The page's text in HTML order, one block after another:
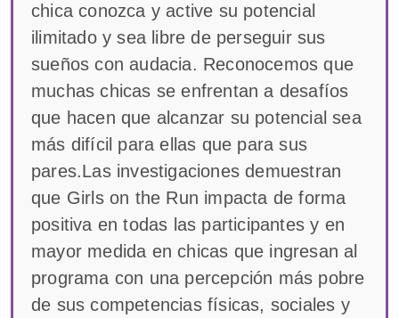
chica conozca y active su potencial
ilimitado y sea libre de perseguir sus
sueños con audacia. Reconocemos que
muchas chicas se enfrentan a desafíos
que hacen que alcanzar su potencial sea
más difícil para ellas que para sus
pares.Las investigaciones demuestran
que Girls on the Run impacta de forma
positiva en todas las participantes y en
mayor medida en chicas que ingresan al
programa con una percepción más pobre
de sus competencias físicas, sociales y